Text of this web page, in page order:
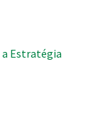
a Estratégia